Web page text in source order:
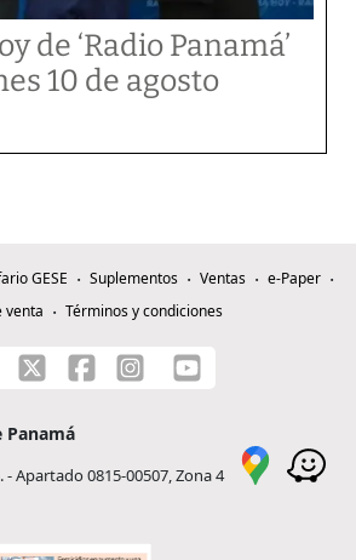
de ‘Radio Panamá’
10 de agosto
GESE Suplementos Ventas
e-Paper
venta
Términos y condiciones
Panamá
Apartado 0815-00507, Zona 4